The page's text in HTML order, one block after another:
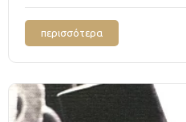
περισσότερα